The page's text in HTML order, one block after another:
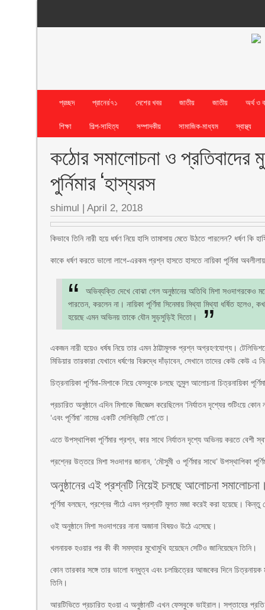
প্রচ্ছদ প্রানের’৭১ দেশের খবর জাতীয় জাতীয়
অর্থ ও
শিক্ষা
শিল্প-সাহিত্য সম্পাদকীয় সামাজিক-মাধ্যম স্বাস্থ্য
কঠোর সমালোচনা ও প্রতিবাদের
পুর্নিমার ‘হাস্যরস
shimul | April 2, 2018
কিভাবে তিনি নারী হয়ে ধর্ষণ নিয়ে হাসি তামাসায় মেতে উঠতে পারলেন? ধর্ষণ কি
কাকে ধর্ষণ করতে ভালো লাগে-এরকম প্রশ্ন হাসতে হাসতে নায়িকা পূর্নিমা
অভিব্যক্তি দেখে বোঝা গেল অনুষ্ঠানের অতিথি মিশা সওদাগরকেও
পারতেন, করলেন না। নায়িকা পূর্ণিমা সিনেমায় মিথ্যা মিথ্যা ধর্ষিত
হয়েছে এমন অভিনয় তাকে যৌন সুড়সুড়িই দিতো।
একজন নারী হয়েও ধর্ষষ নিয়ে তার এমন ঠাট্টামূলক প্রশ্ন অগ্রহণযোগ্য।
মিডিয়ার তারকারা যেখানে ধর্ষণের বিরুদ্ধে দাঁড়াবেন, সেখানে তাদের কেউ কেউ এ
চিত্রনায়িকা পূর্ণিমা-মিশাকে নিয়ে ফেসবুকে চলছে তুমুল আলোচনা
প্রচারিত অনুষ্ঠানে এদিন মিশাকে জিজ্ঞেস করেছিলেন ‘নির্যাতন দৃশ্যের শুটিংয়ে
‘এবং পূর্ণিমা’ নামের একটি সেলিব্রিটি শো’তে।
এতে উপস্থাপিকা পূর্ণিমার প্রশ্ন, কার সাথে নির্যাতন দৃশ্যে অভিনয় করতে বেশী
প্রশ্নের উত্তরে মিশা সওদাগর জানান, ‘মৌসুমী ও পূর্ণিমার সাথে’ উপস্থাপিকা
অনুষ্ঠানের এই প্রশ্নটি নিয়েই চলছে আলোচনা
পূর্ণিমা বলছেন, প্রশ্নের পীঠে এমন প্রশ্নটি মূলত মজা করেই করা হয়েছে।
ওই অনুষ্ঠানে মিশা সওদাগরের নানা অজানা বিষয়ও উঠে এসেছে।
খলনায়ক হওয়ার পর কী কী সমস্যার মুখোমুখি হয়েছেন সেটিও জানিয়েছেন তিনি।
কোন তারকার সঙ্গে তার ভালো বন্ধুত্ব এবং চলচ্চিত্রের আজকের দিনে
তিনি।
আরটিভিতে প্রচারিত হওয়া এ অনুষ্ঠানটি এখন ফেসবুকে ভাইরাল। সপ্তাহের প্রতি